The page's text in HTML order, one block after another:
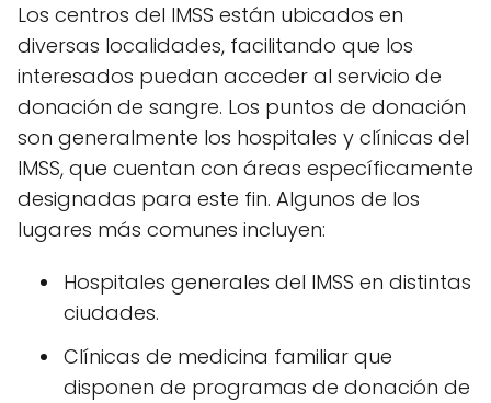
Los centros del IMSS están ubicados en
diversas localidades, facilitando que los
interesados puedan acceder al servicio de
donación de sangre. Los puntos de donación
son generalmente los hospitales y clínicas del
IMSS, que cuentan con áreas específicamente
designadas para este fin. Algunos de los
lugares más comunes incluyen:
Hospitales generales del IMSS en distintas
ciudades.
Clínicas de medicina familiar que
disponen de programas de donación de